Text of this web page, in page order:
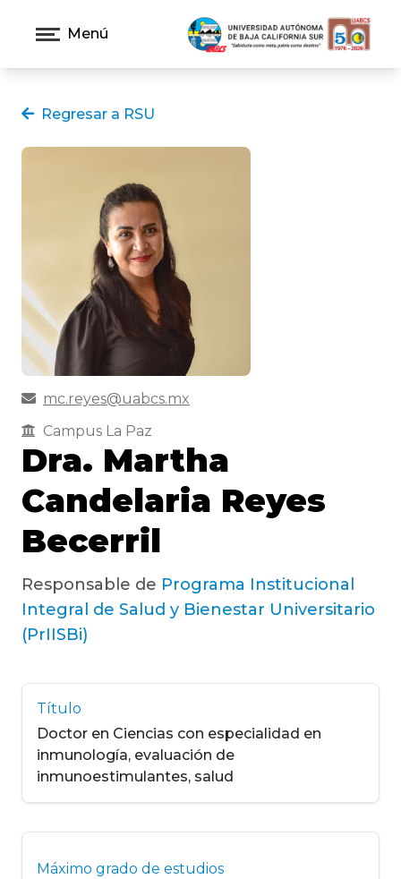
Menú
Regresar a RSU
mc.reyes@uabcs.mx
Campus La Paz
Dra. Martha
Candelaria Reyes
Becerril
Responsable de Programa Institucional
Integral de Salud y Bienestar Universitario
(PrIISBi)
Título
Doctor en Ciencias con especialidad en
inmunología, evaluación de
inmunoestimulantes, salud
Máximo grado de estudios